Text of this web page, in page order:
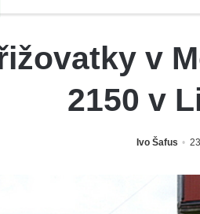
v
2150 v
Ivo Šafus